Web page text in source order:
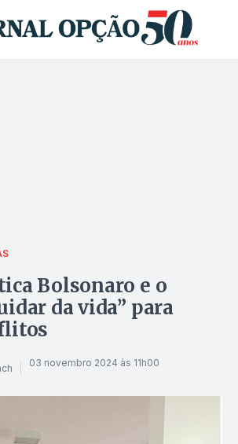
Bolsonaro e o
da vida” para
03 novembro 2024 às 11h00